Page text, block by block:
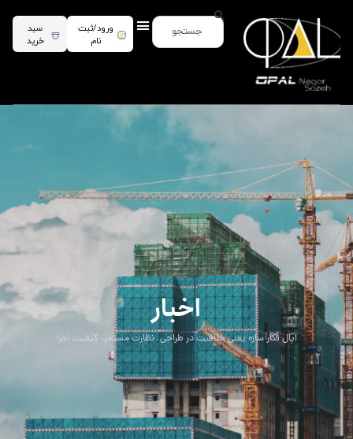
ورود/ثبت
نام
سبد
خرید
اخبار
اپال نگار سازه یعنی خلاقیت در طراحی، نظارت مستمر، کیفیت اجرا